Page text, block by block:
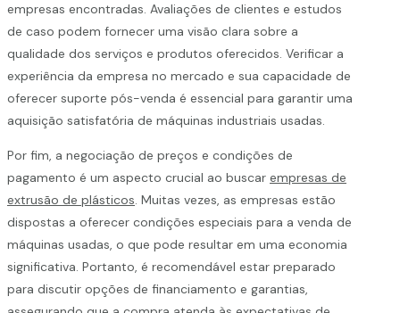
empresas encontradas. Avaliações de clientes e estudos
de caso podem fornecer uma visão clara sobre a
qualidade dos serviços e produtos oferecidos. Verificar a
experiência da empresa no mercado e sua capacidade de
oferecer suporte pós-venda é essencial para garantir uma
aquisição satisfatória de máquinas industriais usadas.
Por fim, a negociação de preços e condições de
pagamento é um aspecto crucial ao buscar empresas de
extrusão de plásticos. Muitas vezes, as empresas estão
dispostas a oferecer condições especiais para a venda de
máquinas usadas, o que pode resultar em uma economia
significativa. Portanto, é recomendável estar preparado
para discutir opções de financiamento e garantias,